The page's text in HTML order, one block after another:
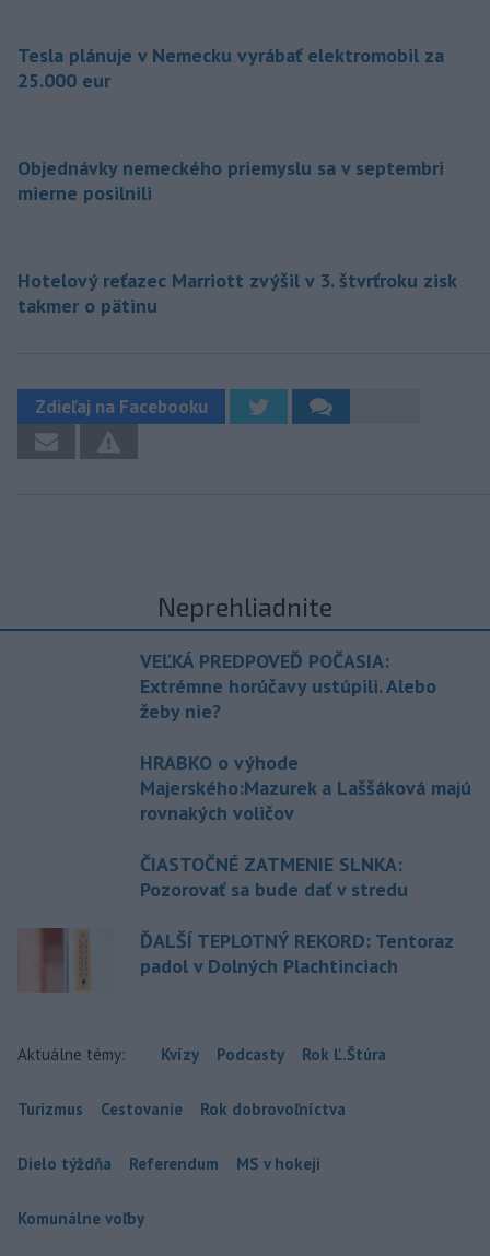
Tesla plánuje v Nemecku vyrábať elektromobil za
25.000 eur
Objednávky nemeckého priemyslu sa v septembri
mierne posilnili
Hotelový reťazec Marriott zvýšil v 3. štvrťroku zisk
takmer o pätinu
Zdieľaj na Facebooku
Neprehliadnite
VEĽKÁ PREDPOVEĎ POČASIA:
Extrémne horúčavy ustúpili. Alebo
žeby nie?
HRABKO o výhode
Majerského:Mazurek a Laššáková majú
rovnakých voličov
ČIASTOČNÉ ZATMENIE SLNKA:
Pozorovať sa bude dať v stredu
ĎALŠÍ TEPLOTNÝ REKORD: Tentoraz
padol v Dolných Plachtinciach
Aktuálne témy: Kvízy Podcasty Rok Ľ.Štúra
Turizmus Cestovanie Rok dobrovoľníctva
Dielo týždňa Referendum MS v hokeji
Komunálne voľby